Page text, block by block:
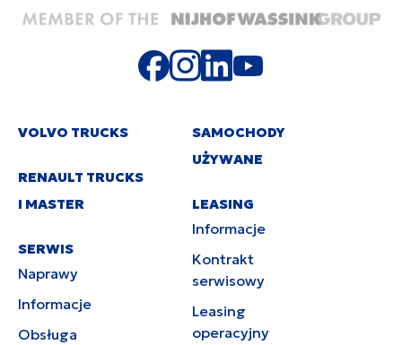
VOLVO TRUCKS
RENAULT TRUCKS
I MASTER
SERWIS
Naprawy
Informacje
Obsługa
SAMOCHODY
UŻYWANE
LEASING
Informacje
Kontrakt
serwisowy
Leasing
operacyjny